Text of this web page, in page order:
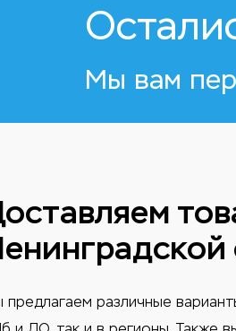
Мы вам
предлагаем различные